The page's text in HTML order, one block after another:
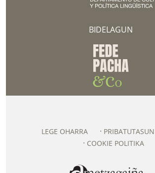
BIDELAGUN
LEGE OHARRA
COOKIE POLITIKA